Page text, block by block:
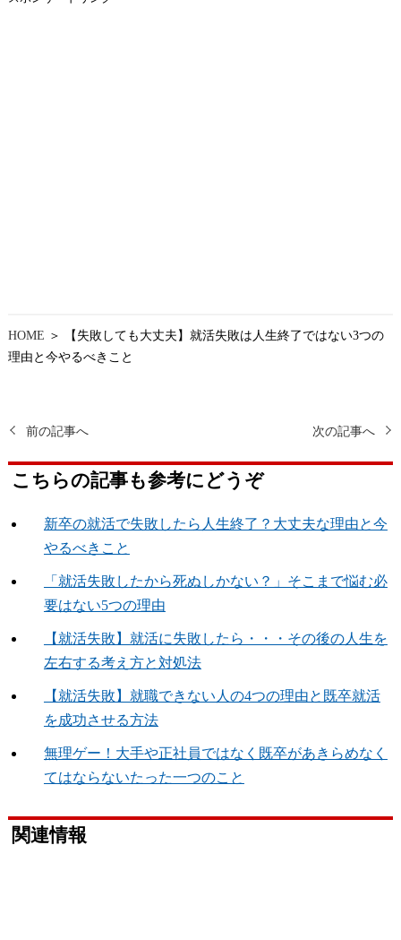
HOME ＞ 【失敗しても大丈夫】就活失敗は人生終了ではない3つの
理由と今やるべきこと
前の記事へ 次の記事へ
こちらの記事も参考にどうぞ
新卒の就活で失敗したら人生終了？大丈夫な理由と今
やるべきこと
「就活失敗したから死ぬしかない？」そこまで悩む必
要はない5つの理由
【就活失敗】就活に失敗したら・・・その後の人生を
左右する考え方と対処法
【就活失敗】就職できない人の4つの理由と既卒就活
を成功させる方法
無理ゲー！大手や正社員ではなく既卒があきらめなく
てはならないたった一つのこと
関連情報